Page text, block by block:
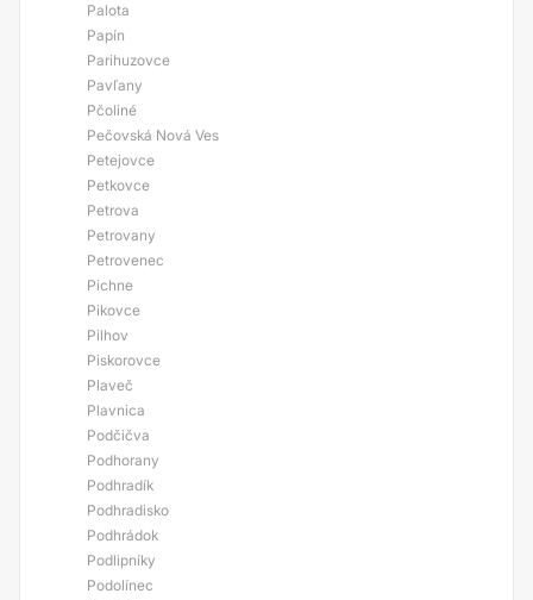
Palota
Papín
Parihuzovce
Pavľany
Pčoliné
Pečovská Nová Ves
Petejovce
Petkovce
Petrova
Petrovany
Petrovenec
Pichne
Pikovce
Pilhov
Piskorovce
Plaveč
Plavnica
Podčičva
Podhorany
Podhradík
Podhradisko
Podhrádok
Podlipníky
Podolínec